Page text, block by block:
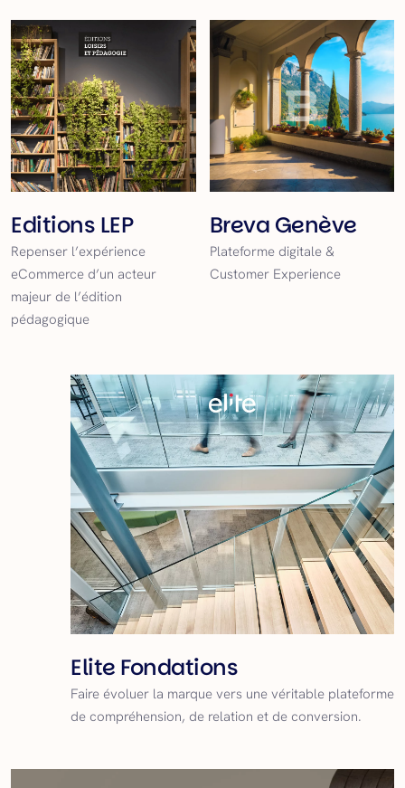
Editions LEP
Repenser l’expérience
eCommerce d’un acteur
majeur de l’édition
pédagogique
Breva Genève
Plateforme digitale &
Customer Experience
Elite Fondations
Faire évoluer la marque vers une véritable plateforme
de compréhension, de relation et de conversion.